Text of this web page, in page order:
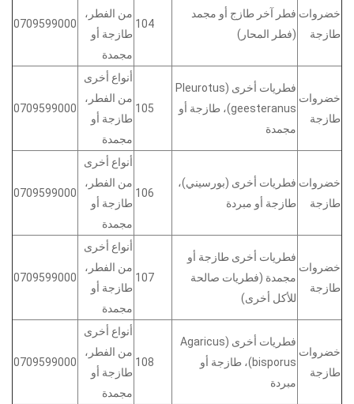
0709599000
من الفطر،
طازجة أو
مجمدة
104
فطر آخر طازج أو مجمد
(فطر المحار)
خضروات
طازجة
0709599000
أنواع أخرى
من الفطر،
طازجة أو
مجمدة
105
فطريات أخرى (Pleurotus
geesteranus)، طازجة أو
مجمدة
خضروات
طازجة
0709599000
أنواع أخرى
من الفطر،
طازجة أو
مجمدة
106
فطريات أخرى (بورسيني)،
طازجة أو مبردة
خضروات
طازجة
0709599000
أنواع أخرى
من الفطر،
طازجة أو
مجمدة
107
فطريات أخرى طازجة أو
مجمدة (فطريات صالحة
للأكل أخرى)
خضروات
طازجة
0709599000
أنواع أخرى
من الفطر،
طازجة أو
مجمدة
108
فطريات أخرى (Agaricus
bisporus)، طازجة أو
مبردة
خضروات
طازجة